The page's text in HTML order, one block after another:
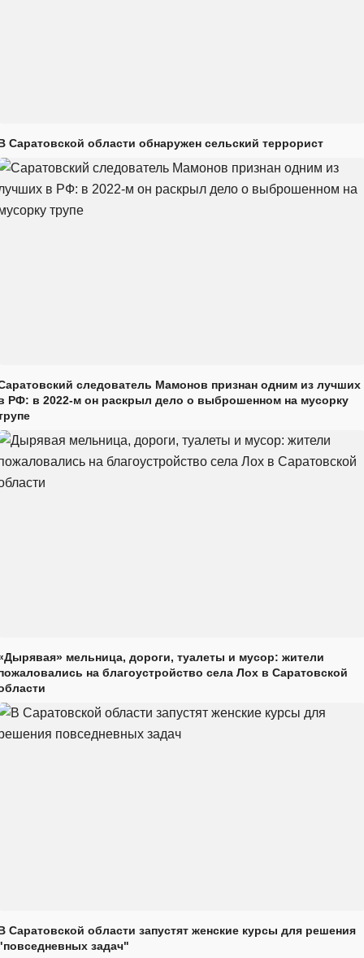
Саратовской области обнаружен сельский террорист
следователь Мамонов признан одним из лучших
РФ: в 2022-м он раскрыл дело о выброшенном на мусорку
мельница, дороги, туалеты и мусор: жители
на благоустройство села Лох в Саратовской
Саратовской области запустят женские курсы для решения
задач"